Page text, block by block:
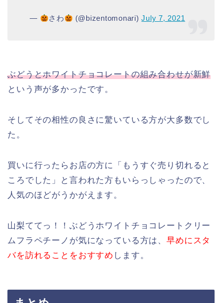
— さわ (@bizentomonari)July 7, 2021
ぶどうとホワイトチョコレートの組み合わせが新鮮
という声が多かったです。
そしてその相性の良さに驚いている方が大多数でし
た。
買いに行ったらお店の方に「もうすぐ売り切れると
ころでした」と言われた方もいらっしゃったので、
人気のほどがうかがえます。
山梨ててっ！！ぶどうホワイトチョコレートクリー
ムフラペチーノが気になっている方は、早めにスタ
バを訪れることをおすすめ します。